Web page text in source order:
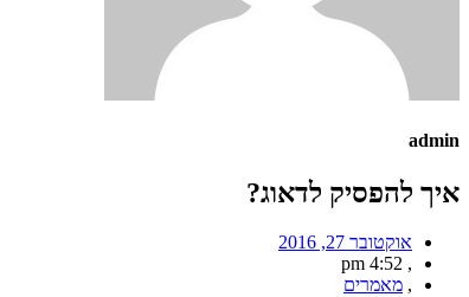
admin
איך להפסיק לדאוג?
אוקטובר 27, 2016
,
4:52 pm
, מאמרים